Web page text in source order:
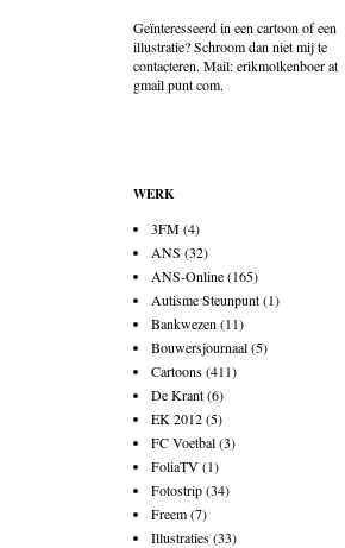
Geïnteresseerd in een cartoon of een
illustratie? Schroom dan niet mij te
contacteren. Mail: erikmolkenboer at
gmail punt com.
WERK
3FM(4)
ANS (32)
ANS-Online(165)
Autisme Steunpunt(1)
Bankwezen (11)
Bouwersjournaal(5)
Cartoons(411)
De Krant(6)
EK 2012(5)
FC Voetbal(3)
FoliaTV(1)
Fotostrip(34)
Freem(7)
Illustraties(33)